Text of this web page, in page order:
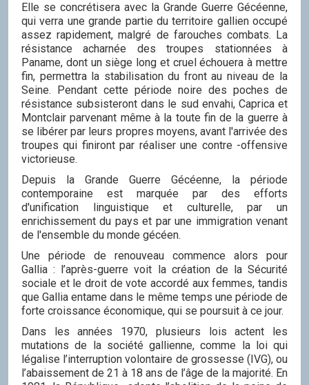
Elle se concrétisera avec la Grande Guerre Gécéenne,
qui verra une grande partie du territoire gallien occupé
assez rapidement, malgré de farouches combats. La
résistance acharnée des troupes stationnées à
Paname, dont un siège long et cruel échouera à mettre
fin, permettra la stabilisation du front au niveau de la
Seine. Pendant cette période noire des poches de
résistance subsisteront dans le sud envahi, Caprica et
Montclair parvenant même à la toute fin de la guerre à
se libérer par leurs propres moyens, avant l'arrivée des
troupes qui finiront par réaliser une contre -offensive
victorieuse.
Depuis la Grande Guerre Gécéenne, la période
contemporaine est marquée par des efforts
d'unification linguistique et culturelle, par un
enrichissement du pays et par une immigration venant
de l'ensemble du monde gécéen.
Une période de renouveau commence alors pour
Gallia : l’après-guerre voit la création de la Sécurité
sociale et le droit de vote accordé aux femmes, tandis
que Gallia entame dans le même temps une période de
forte croissance économique, qui se poursuit à ce jour.
Dans les années 1970, plusieurs lois actent les
mutations de la société gallienne, comme la loi qui
légalise l’interruption volontaire de grossesse (IVG), ou
l’abaissement de 21 à 18 ans de l’âge de la majorité. En